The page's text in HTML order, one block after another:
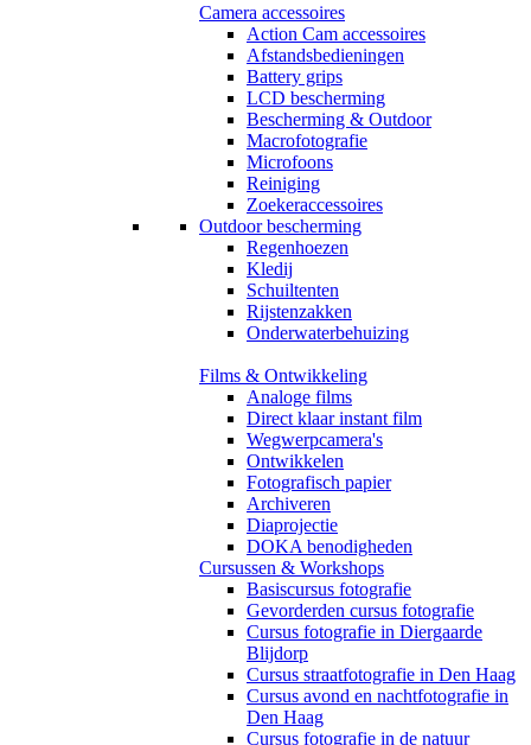
Camera accessoires
Action Cam accessoires
Afstandsbedieningen
Battery grips
LCD bescherming
Bescherming & Outdoor
Macrofotografie
Microfoons
Reiniging
Zoekeraccessoires
Outdoor bescherming
Regenhoezen
Kledij
Schuiltenten
Rijstenzakken
Onderwaterbehuizing
Films & Ontwikkeling
Analoge films
Direct klaar instant film
Wegwerpcamera's
Ontwikkelen
Fotografisch papier
Archiveren
Diaprojectie
DOKA benodigheden
Cursussen & Workshops
Basiscursus fotografie
Gevorderden cursus fotografie
Cursus fotografie in Diergaarde
Blijdorp
Cursus straatfotografie in Den Haag
Cursus avond en nachtfotografie in
Den Haag
Cursus fotografie in de natuur